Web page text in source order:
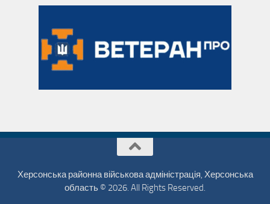
Херсонська районна військова адміністрація, Херсонська
область © 2026. All Rights Reserved.